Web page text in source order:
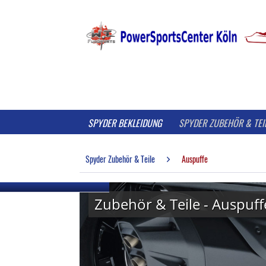
SPYDER BEKLEIDUNG SPYDER ZUBEHÖR &
Spyder Zubehör & Teile Auspuffe
Zubehör & Teile -